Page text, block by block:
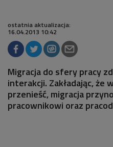
ostatnia aktualizacja:
16.04.2013 10:42
Migracja do sfery pracy
interakcji. Zakładając, że
przenieść, migracja
pracownikowi oraz